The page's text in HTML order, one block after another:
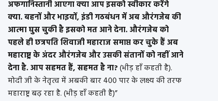
अफगानिस्तानी आएगा क्या आप इसको स्वीकार करेंगे
क्या. बहनों और भाइयों, इंडी गठबंधन में अब औरंगजेब की
आत्मा घुस चुकी है इसको मत आने देना. औरंगजेब को
पहले ही छत्रपति शिवाजी महाराज समाप्त कर चुके हैं अब
महाराष्ट्र के अंदर औरंगजेब और उसकी संतानों को नहीं आने
देना है. आप सहमत हैं, सहमत है ना?(भीड़ हाँ कहती है).
मोदी जी के नेतृत्व में अबकी बार 400 पार के लक्ष्य की तरफ
महाराष्ट्र बढ़ रहा है. (भीड़ हाँ कहती है)”